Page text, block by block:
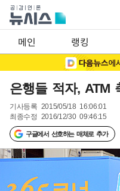
메인 랭킹
은행들 적자, ATM
기사등록 2015/05/18 16:06:01
최종수정 2016/12/30 09:46:15
구글에서 선호하는 매체로 추가